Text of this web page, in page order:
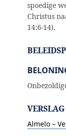
spoedige
Christus
14:6-14).
Almelo –